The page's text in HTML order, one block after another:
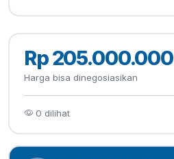
Rp 205.000.000
Harga bisa dinegosiasikan
0 dilihat